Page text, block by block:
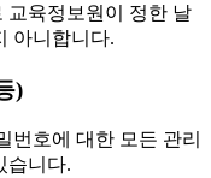
교육정보원이 정한 날
아니합니다.
)
호에 대한 모든 관리
습니다.